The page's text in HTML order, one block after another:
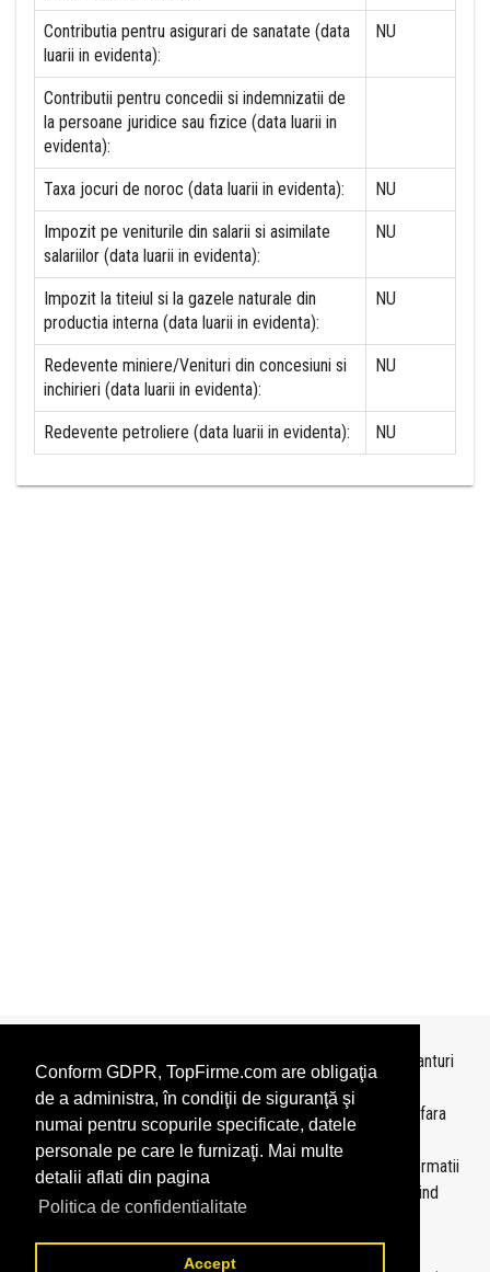
Conform GDPR, TopFirme.com are obligaţia
de a administra, în condiţii de siguranţă şi
numai pentru scopurile specificate, datele
personale pe care le furnizaţi. Mai multe
detalii aflati din pagina
Politica de confidentialitate
Accept
Contributia pentru asigurari de sanatate (data
luarii in evidenta):
NU
Contributii pentru concedii si indemnizatii de
la persoane juridice sau fizice (data luarii in
evidenta):
Taxa jocuri de noroc (data luarii in evidenta): NU
Impozit pe veniturile din salarii si asimilate
salariilor (data luarii in evidenta):
NU
Impozit la titeiul si la gazele naturale din
productia interna (data luarii in evidenta):
NU
Redevente miniere/Venituri din concesiuni si
inchirieri (data luarii in evidenta):
NU
Redevente petroliere (data luarii in evidenta): NU
Topurile sunt realizate deTopFirme
pe baza ultimelor bilanturi
depuse si au scop informativ.
Este interzisa folosirea topurilor fara acordul TopFirme si fara
precizarea sursei.
Daca doriti sa achizitionati
topuri personalizate
sau informatii
despre agentii economici va rugam sa ne contactati folosind
sectiunea Contact